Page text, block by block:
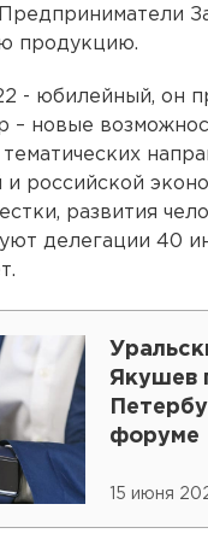
продукцию.
- юбилейный, он
– новые
и российской
развития
делегации 40
Якушев
форуме
15 июня